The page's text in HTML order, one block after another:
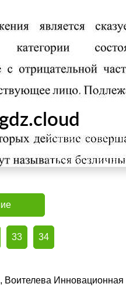
33 34
Воителева